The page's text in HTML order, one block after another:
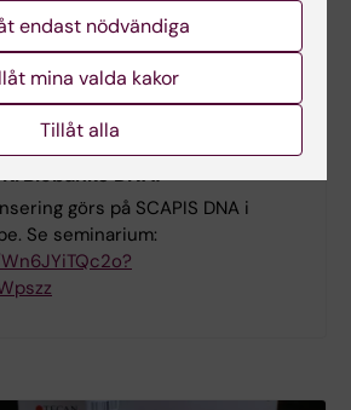
Biobanks DNA!
görs på SCAPIS DNA i
Se seminarium:
endast nödvändiga
mina valda kakor
Tillåt alla